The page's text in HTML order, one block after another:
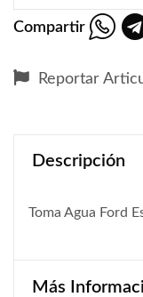
Compartir
Reportar
Descripción
Toma Agua Ford
Más